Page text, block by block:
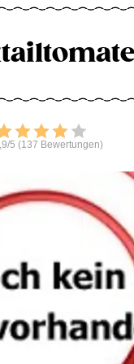
Bewerten
5 (137 Bewertungen)